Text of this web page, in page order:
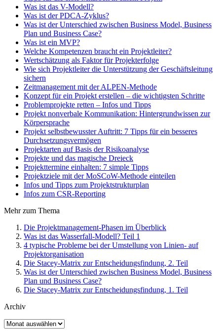
Was ist das V-Modell?
Was ist der PDCA-Zyklus?
Was ist der Unterschied zwischen Business Model, Business
Plan und Business Case?
Was ist ein MVP?
Welche Kompetenzen braucht ein Projektleiter?
Wertschätzung als Faktor für Projekterfolge
Wie sich Projektleiter die Unterstützung der Geschäftsleitung
sichern
Zeitmanagement mit der ALPEN-Methode
Konzept für ein Projekt erstellen – die wichtigsten Schritte
Problemprojekte retten – Infos und Tipps
Projekt nonverbale Kommunikation: Hintergrundwissen zur
Körpersprache
Projekt selbstbewusster Auftritt: 7 Tipps für ein besseres
Durchsetzungsvermögen
Projektarten auf Basis der Risikoanalyse
Projekte und das magische Dreieck
Projekttermine einhalten: 7 simple Tipps
Projektziele mit der MoSCoW-Methode einteilen
Infos und Tipps zum Projektstrukturplan
Infos zum CSR-Reporting
Mehr zum Thema
Die Projektmanagement-Phasen im Überblick
Was ist das Wasserfall-Modell? Teil 1
4 typische Probleme bei der Umstellung von Linien- auf
Projektorganisation
Die Stacey-Matrix zur Entscheidungsfindung, 2. Teil
Was ist der Unterschied zwischen Business Model, Business
Plan und Business Case?
Die Stacey-Matrix zur Entscheidungsfindung, 1. Teil
Archiv
Archiv